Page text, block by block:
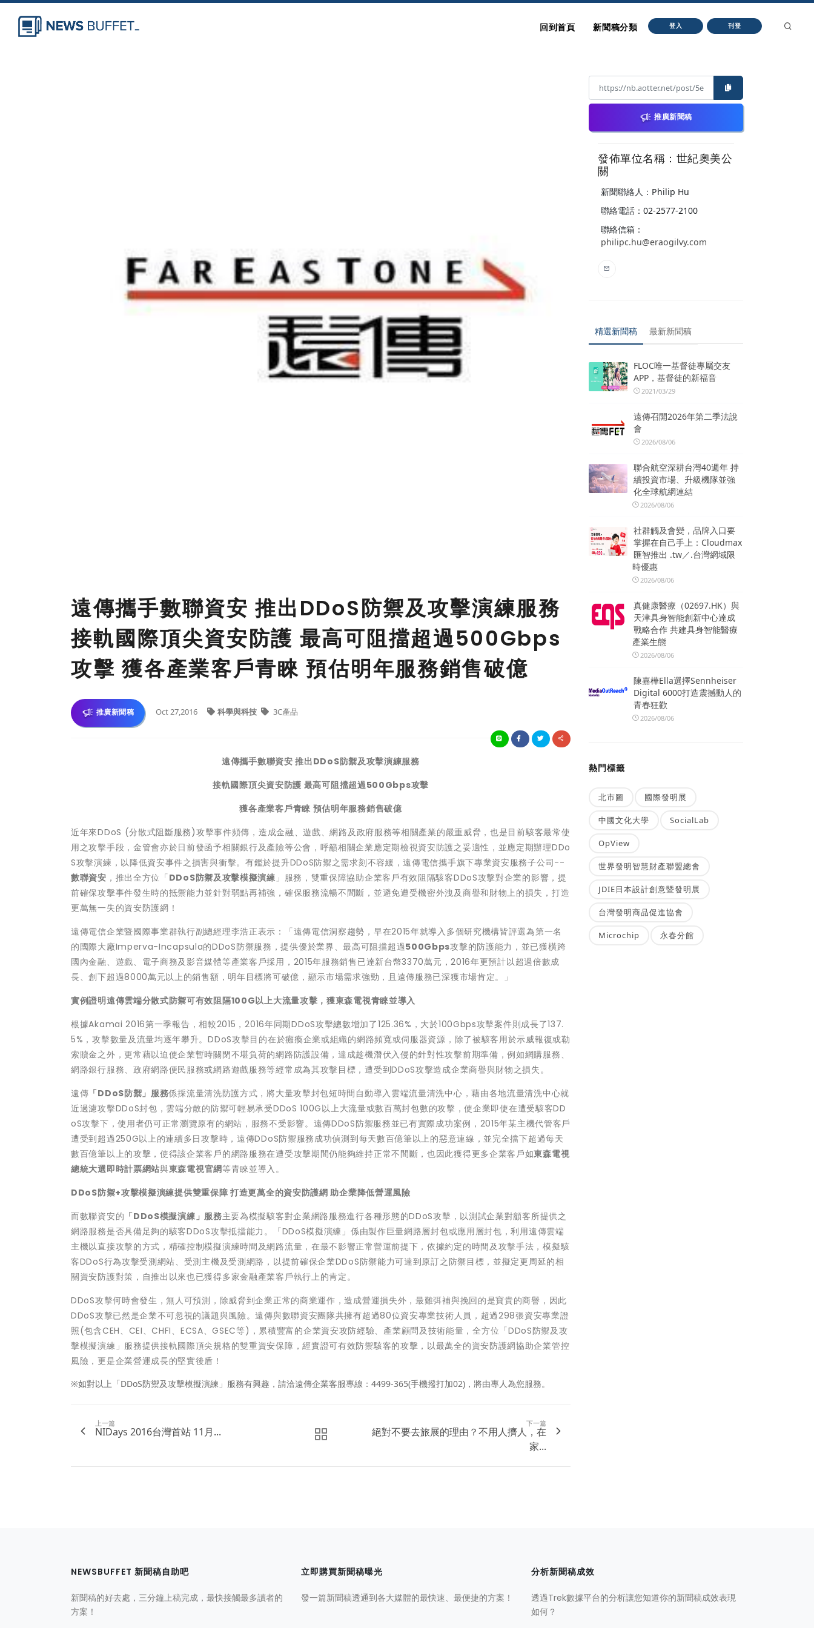
回到首頁 新聞稿分類 登入 刊登
遠傳攜手數聯資安 推出DDoS防禦及攻擊演練服務
接軌國際頂尖資安防護 最高可阻擋超過500Gbps
攻擊 獲各產業客戶青睞 預估明年服務銷售破億
推廣新聞稿 Oct 27,2016 科學與科技 3C產品
遠傳攜手數聯資安 推出DDoS防禦及攻擊演練服務
接軌國際頂尖資安防護 最高可阻擋超過500Gbps攻擊
獲各產業客戶青睞 預估明年服務銷售破億
近年來DDoS (分散式阻斷服務)攻擊事件頻傳，造成金融、遊戲、網路及政府服務等相關產業的嚴重威脅，也是目前駭客最常使
用之攻擊手段，金管會亦於日前發函予相關銀行及產險等公會，呼籲相關企業應定期檢視資安防護之妥適性，並應定期辦理DDo
S攻擊演練，以降低資安事件之損害與衝擊。有鑑於提升DDoS防禦之需求刻不容緩，遠傳電信攜手旗下專業資安服務子公司--
數聯資安 ，推出全方位「DDoS防禦及攻擊模擬演練 」服務，雙重保障協助企業客戶有效阻隔駭客DDoS攻擊對企業的影響，提
前確保攻擊事件發生時的抵禦能力並針對弱點再補強，確保服務流暢不間斷，並避免遭受機密外洩及商譽和財物上的損失，打造
更萬無一失的資安防護網！
遠傳電信企業暨國際事業群執行副總經理李浩正表示：「遠傳電信洞察趨勢，早在2015年就導入多個研究機構皆評選為第一名
的國際大廠Imperva-Incapsula的DDoS防禦服務，提供優於業界、最高可阻擋超過500Gbps攻擊的防護能力，並已獲橫跨
國內金融、遊戲、電子商務及影音媒體等產業客戶採用，2015年服務銷售已達新台幣3370萬元，2016年更預計以超過倍數成
長、創下超過8000萬元以上的銷售額，明年目標將可破億，顯示市場需求強勁，且遠傳服務已深獲市場肯定。」
實例證明遠傳雲端分散式防禦可有效阻隔100G以上大流量攻擊，獲東森電視青睞並導入
根據Akamai 2016第一季報告，相較2015，2016年同期DDoS攻擊總數增加了125.36%，大於100Gbps攻擊案件則成長了137.
5%，攻擊數量及流量均逐年攀升。DDoS攻擊目的在於癱瘓企業或組織的網路頻寬或伺服器資源，除了被駭客用於示威報復或勒
索贖金之外，更常藉以迫使企業暫時關閉不堪負荷的網路防護設備，達成趁機潛伏入侵的針對性攻擊前期準備，例如網購服務、
網路銀行服務、政府網路便民服務或網路遊戲服務等經常成為其攻擊目標，遭受到DDoS攻擊造成企業商譽與財物之損失。
遠傳 「DDoS防禦」服務係採流量清洗防護方式，將大量攻擊封包短時間自動導入雲端流量清洗中心，藉由各地流量清洗中心就
近過濾攻擊DDoS封包，雲端分散的防禦可輕易承受DDoS 100G以上大流量或數百萬封包數的攻擊，使企業即使在遭受駭客DD
oS攻擊下，使用者仍可正常瀏覽原有的網站，服務不受影響。遠傳DDoS防禦服務並已有實際成功案例，2015年某主機代管客戶
遭受到超過250G以上的連續多日攻擊時，遠傳DDoS防禦服務成功偵測到每天數百億筆以上的惡意連線，並完全擋下超過每天
數百億筆以上的攻擊，使得該企業客戶的網路服務在遭受攻擊期間仍能夠維持正常不間斷，也因此獲得更多企業客戶如東森電視
總統大選即時計票網站與東森電視官網等青睞並導入。
DDoS防禦+攻擊模擬演練提供雙重保障 打造更萬全的資安防護網 助企業降低營運風險
而數聯資安的 「DDoS模擬演練」服務主要為模擬駭客對企業網路服務進行各種形態的DDoS攻擊，以測試企業對顧客所提供之
網路服務是否具備足夠的駭客DDoS攻擊抵擋能力。「DDoS模擬演練」係由製作巨量網路層封包或應用層封包，利用遠傳雲端
主機以直接攻擊的方式，精確控制模擬演練時間及網路流量，在最不影響正常營運前提下，依據約定的時間及攻擊手法，模擬駭
客DDoS行為攻擊受測網站、受測主機及受測網路，以提前確保企業DDoS防禦能力可達到原訂之防禦目標，並擬定更周延的相
關資安防護對策，自推出以來也已獲得多家金融產業客戶執行上的肯定。
DDoS攻擊何時會發生，無人可預測，除威脅到企業正常的商業運作，造成營運損失外，最難弭補與挽回的是寶貴的商譽，因此
DDoS攻擊已然是企業不可忽視的議題與風險。遠傳與數聯資安團隊共擁有超過80位資安專業技術人員，超過298張資安專業證
照(包含CEH、CEI、CHFI、ECSA、GSEC等)，累積豐富的企業資安攻防經驗、產業顧問及技術能量，全方位「DDoS防禦及攻
擊模擬演練」服務提供接軌國際頂尖規格的雙重資安保障，經實證可有效防禦駭客的攻擊，以最萬全的資安防護網協助企業管控
風險，更是企業營運成長的堅實後盾！
※如對以上「DDoS防禦及攻擊模擬演練」服務有興趣，請洽遠傳企業客服專線：4499-365(手機撥打加02)，將由專人為您服務。
上一篇
NIDays 2016台灣首站 11月...
下一篇
絕對不要去旅展的理由？不用人擠人，在
家...
推廣新聞稿
發佈單位名稱：世紀奧美公
關
新聞聯絡人：Philip Hu
聯絡電話：02-2577-2100
聯絡信箱：
philipc.hu@eraogilvy.com
精選新聞稿 最新新聞稿
FLOC唯一基督徒專屬交友
APP，基督徒的新福音
2021/03/29
遠傳召開2026年第二季法說
會
2026/08/06
聯合航空深耕台灣40週年 持
續投資市場、升級機隊並強
化全球航網連結
2026/08/06
社群觸及會變，品牌入口要
掌握在自己手上：Cloudmax
匯智推出 .tw／.台灣網域限
時優惠
2026/08/06
真健康醫療（02697.HK）與
天津具身智能創新中心達成
戰略合作 共建具身智能醫療
產業生態
2026/08/06
陳嘉樺Ella選擇Sennheiser
Digital 6000打造震撼動人的
青春狂歡
2026/08/06
熱門標籤
北市圖 國際發明展
中國文化大學 SocialLab
OpView
世界發明智慧財產聯盟總會
JDIE日本設計創意暨發明展
台灣發明商品促進協會
Microchip 永春分館
NEWSBUFFET 新聞稿自助吧
新聞稿的好去處，三分鐘上稿完成，最快接觸最多讀者的
方案！
立即購買新聞稿曝光
發一篇新聞稿透通到各大媒體的最快速、最便捷的方案！
分析新聞稿成效
透過Trek數據平台的分析讓您知道你的新聞稿成效表現
如何？